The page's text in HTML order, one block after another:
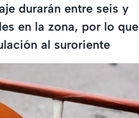
durarán entre seis y
en la zona, por lo que
al suroriente